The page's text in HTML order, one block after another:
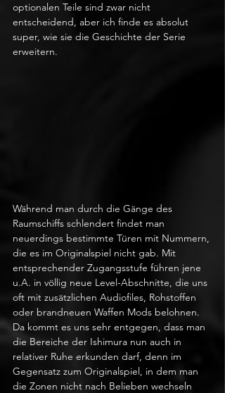
optionalen Teile sind zwar nicht
entscheidend, aber ich finde es absolut
super, wie sie die Geschichte der Serie
erweitern.
Während man durch die Gänge des
Raumschiffs schlendert findet man
neuerdings bestimmte Türen mit Nummern,
die es im Originalspiel nicht gab. Mit
entsprechender Zugangsstufe führen jene
u.A. in völlig neue Level-Abschnitte, die uns
oft mit zusätzlichen Audiofiles, Rohstoffen
oder brandneuen Waffen Mods belohnen.
Da kommt es uns sehr entgegen, dass man
die Bereiche der Ishimura nun auch in
relativer Ruhe erkunden darf, denn im
Gegensatz zum Originalspiel, in dem man
die Zonen nicht nach Belieben wechseln